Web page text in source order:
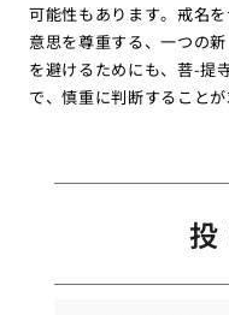
可能性もあります。戒名
意思を尊重する、一つの
を避けるためにも、菩-提
で、慎重に判断することが